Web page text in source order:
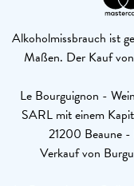
Alkoholmissbrauch ist
Maßen. Der Kauf
Le Bourguignon -
SARL mit einem
21200 Beaune
Verkauf von